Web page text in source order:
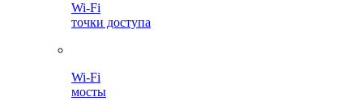
Wi-Fi
точки доступа
Wi-Fi
мосты